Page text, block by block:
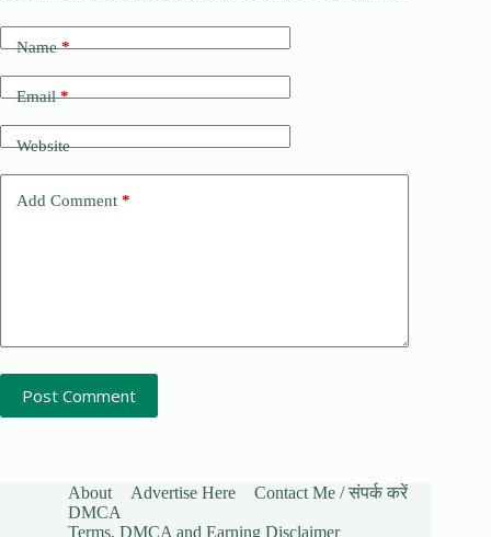
Name*
Email*
Website
Add Comment *
Post Comment
About Advertise Here
Contact Me / संपर्क करें
DMCA
Terms, DMCA and Earning Disclaimer